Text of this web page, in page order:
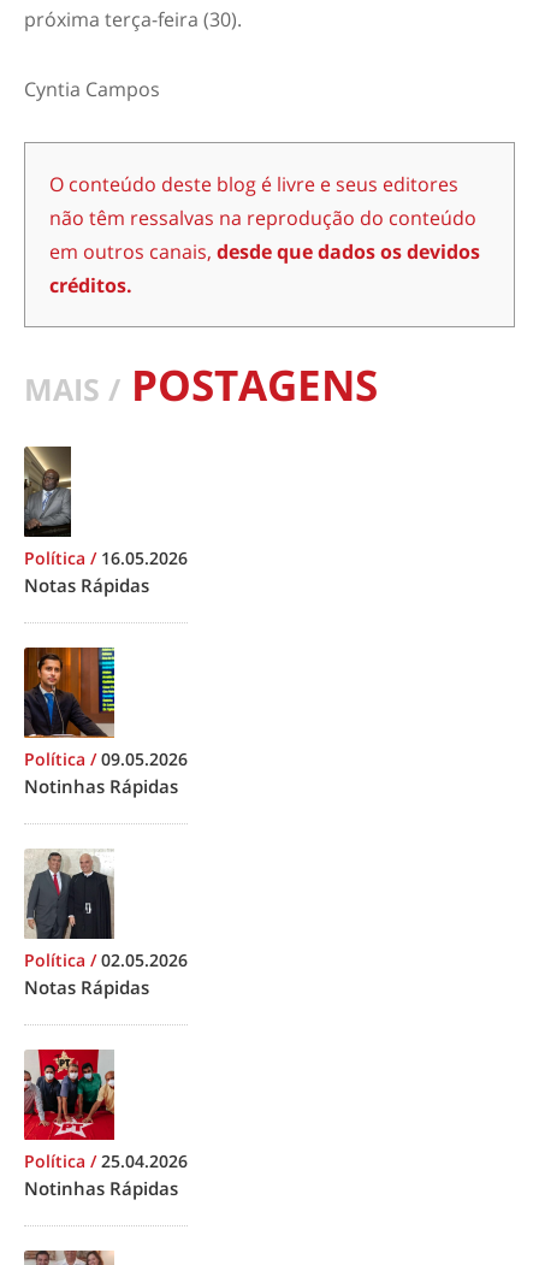
próxima terça-feira (30).
Cyntia Campos
O conteúdo deste blog é livre e seus editores
não têm ressalvas na reprodução do conteúdo
em outros canais, desde que dados os devidos
créditos.
MAIS / POSTAGENS
Política / 16.05.2026
Notas Rápidas
Política /09.05.2026
Notinhas Rápidas
Política /02.05.2026
Notas Rápidas
Política /25.04.2026
Notinhas Rápidas